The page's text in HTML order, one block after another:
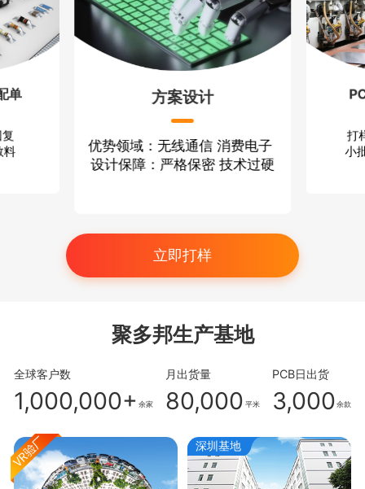
单
料
方案设计
优势领域：无线通信 消费电子
设计保障：严格保密 技术过硬
打
小
立即打样
聚多邦生产基地
全球客户数
1,000,000+ 余家
月出货量
80,000 平米
PCB日出货
3,000 余款
深圳基地